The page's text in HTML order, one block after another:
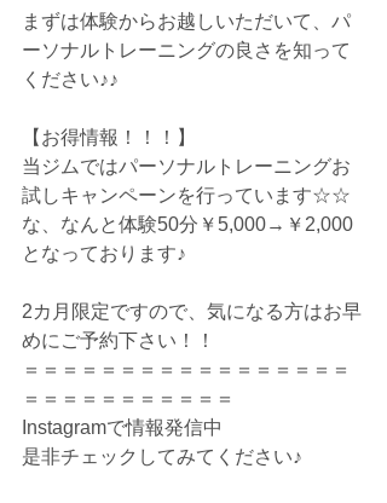
まずは体験からお越しいただいて、パ
ーソナルトレーニングの良さを知って
ください♪♪
【お得情報！！！】
当ジムではパーソナルトレーニングお
試しキャンペーンを行っています☆☆
な、なんと体験50分￥5,000→￥2,000
となっております♪
2カ月限定ですので、気になる方はお早
めにご予約下さい！！
＝＝＝＝＝＝＝＝＝＝＝＝＝＝＝＝＝
＝＝＝＝＝＝＝＝＝＝＝
Instagramで情報発信中
是非チェックしてみてください♪